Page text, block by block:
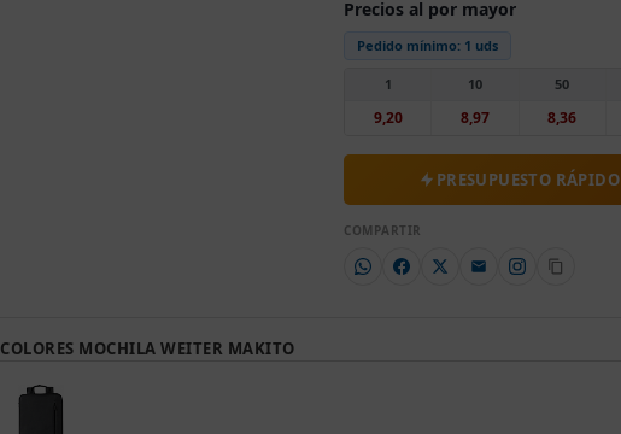
Precios al por mayor
Pedido mínimo: 1 uds
1
9,20
10
8,97
50
8,36
PRESUPUESTO RÁPIDO
COMPARTIR
COLORES MOCHILA WEITER MAKITO